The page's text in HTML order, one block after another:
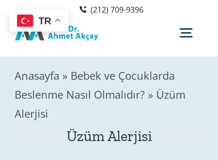
content
(212) 709-9396
Hakkımda
Anasayfa » Bebek ve Çocuklarda
Beslenme Nasıl Olmalıdır? » Üzüm
Alerjisi
Üzüm Alerjisi
TR